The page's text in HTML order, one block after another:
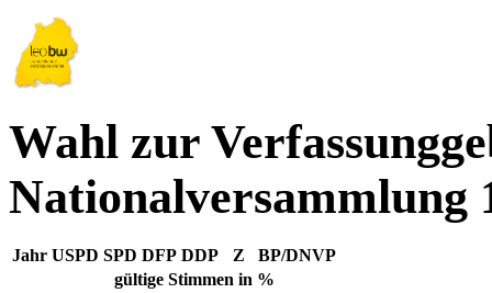
Wahl zur
Nationalversammlung
Jahr USPD SPD DFP DDP Z
BP/DNVP
gültige Stimmen in %